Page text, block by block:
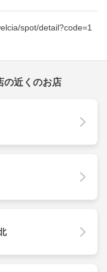
spot/detail?code=1
の近くのお店